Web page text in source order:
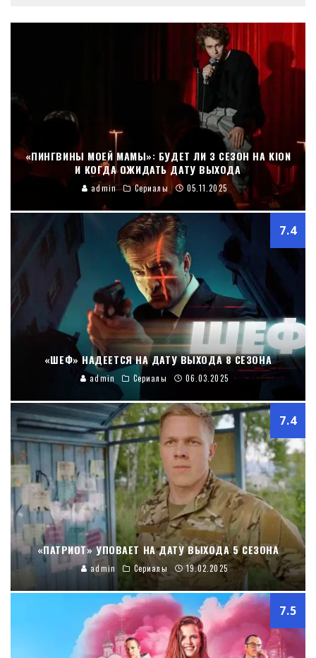
«ПИНГВИНЫ МОЕЙ МАМЫ»: БУДЕТ ЛИ 3 СЕЗОН НА KION
И КОГДА ОЖИДАТЬ ДАТУ ВЫХОДА
admin Сериалы 05.11.2025
7.4
«ШЕФ» НАДЕЕТСЯ НА ДАТУ ВЫХОДА 8 СЕЗОНА
admin Сериалы 06.03.2025
7.4
«ПАТРИОТ» УПОВАЕТ НА ДАТУ ВЫХОДА 5 СЕЗОНА
admin Сериалы 19.02.2025
7.5